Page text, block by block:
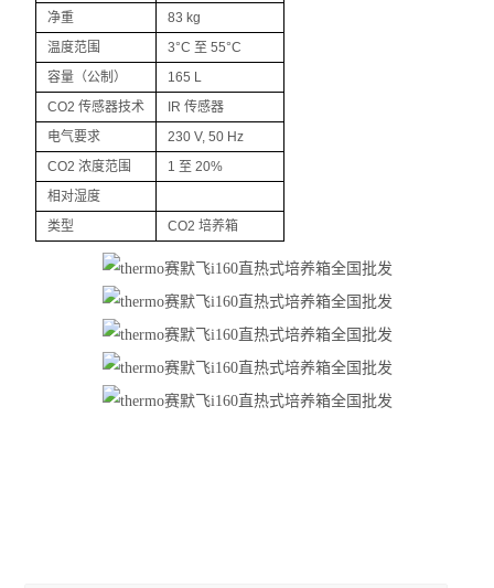
小型台式离心机
灭菌锅
水分仪
天平万分之一
药品冷藏箱
恒温振荡器
混匀搅拌器
超净工作台
电化学仪器
净重
83 kg
温度范围
3°C 至 55°C
容量（公制）
165 L
CO2 传感器技术
IR 传感器
电气要求
230 V, 50 Hz
CO2 浓度范围
1 至 20%
相对湿度
类型
CO2 培养箱